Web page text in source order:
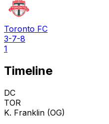
Toronto FC
3-7-8
1
Timeline
DC
TOR
K. Franklin (OG)